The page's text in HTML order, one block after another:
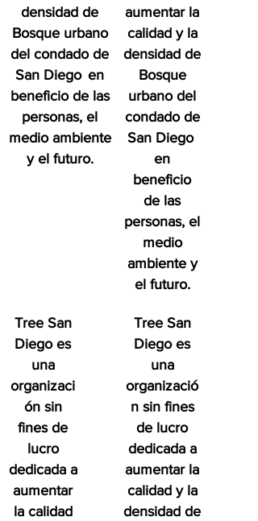
densidad de
Bosque urbano
del condado de
San Diego en
beneficio de las
personas, el
medio ambiente
y el futuro.
Tree San
Diego es
una
organizaci
ón sin
fines de
lucro
dedicada a
aumentar
la calidad
aumentar la
calidad y la
densidad de
Bosque
urbano del
condado de
San Diego
en
beneficio
de las
personas, el
medio
ambiente y
el futuro.
Tree San
Diego es
una
organizació
n sin fines
de lucro
dedicada a
aumentar la
calidad y la
densidad de